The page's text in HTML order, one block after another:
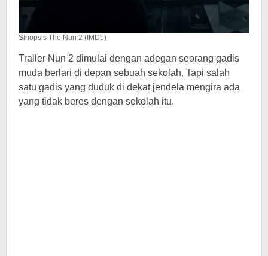
Sinopsis The Nun 2 (IMDb)
Trailer Nun 2 dimulai dengan adegan seorang gadis
muda berlari di depan sebuah sekolah. Tapi salah
satu gadis yang duduk di dekat jendela mengira ada
yang tidak beres dengan sekolah itu.